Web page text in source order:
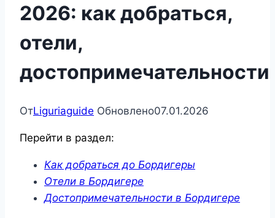
2026: как добраться,
отели,
достопримечательности
ОтLiguriaguide Обновлено07.01.2026
Перейти в раздел:
Как добраться до Бордигеры
Отели в Бордигере
Достопримечательности в Бордигере